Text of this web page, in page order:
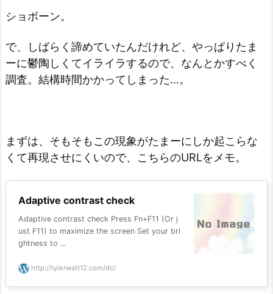
ショボーン。
で、しばらく諦めていたんだけれど、やっぱりたま
ーに鬱陶しくてイライラするので、なんとかすべく
調査。結構時間かかってしまった…。
まずは、そもそもこの現象がたまーにしか起こらな
くて再現させにくいので、こちらのURLをメモ。
Adaptive contrast check
Adaptive contrast check Press Fn+F11 (Or j
ust F11) to maximize the screen Set your bri
ghtness to ...
http://tylerwatt12.com/dc/